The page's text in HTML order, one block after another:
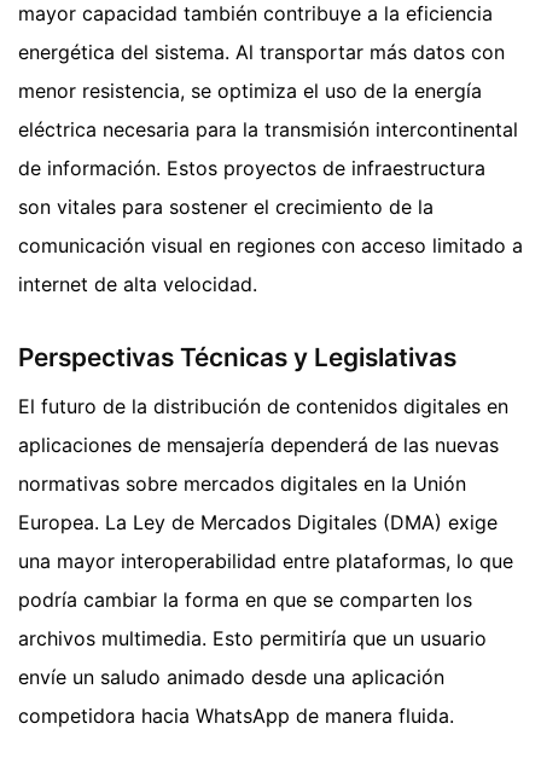
mayor capacidad también contribuye a la eficiencia
energética del sistema. Al transportar más datos con
menor resistencia, se optimiza el uso de la energía
eléctrica necesaria para la transmisión intercontinental
de información. Estos proyectos de infraestructura
son vitales para sostener el crecimiento de la
comunicación visual en regiones con acceso limitado a
internet de alta velocidad.
Perspectivas Técnicas y Legislativas
El futuro de la distribución de contenidos digitales en
aplicaciones de mensajería dependerá de las nuevas
normativas sobre mercados digitales en la Unión
Europea. La Ley de Mercados Digitales (DMA) exige
una mayor interoperabilidad entre plataformas, lo que
podría cambiar la forma en que se comparten los
archivos multimedia. Esto permitiría que un usuario
envíe un saludo animado desde una aplicación
competidora hacia WhatsApp de manera fluida.